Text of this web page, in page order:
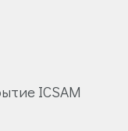
ICSAM